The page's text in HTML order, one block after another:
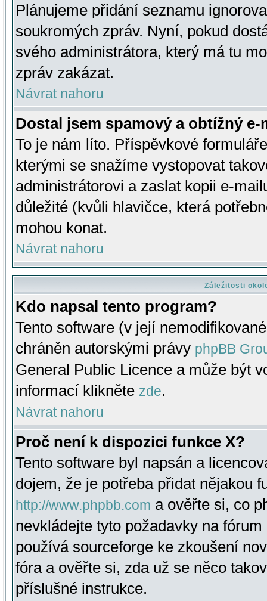
Plánujeme přidání seznamu
soukromých zpráv. Nyní, pokud
svého administrátora, který má tu
zpráv zakázat.
Návrat nahoru
Dostal jsem spamový a obtížný
To je nám líto. Příspěvkové
kterými se snažíme vystopovat
administrátorovi a zaslat kopii e-
důležité (kvůli hlavičce, která
mohou konat.
Návrat nahoru
Záležitosti
Kdo napsal tento program?
Tento software (v její
chráněn autorskými právy phpBB
General Public Licence a může být
informací klikněte zde.
Návrat nahoru
Proč není k dispozici funkce X?
Tento software byl napsán a
dojem, že je potřeba přidat nějakou
http://www.phpbb.com a ověřte si, co
nevkládejte tyto požadavky na
používá sourceforge ke zkoušení
fóra a ověřte si, zda už se něco
příslušné instrukce.